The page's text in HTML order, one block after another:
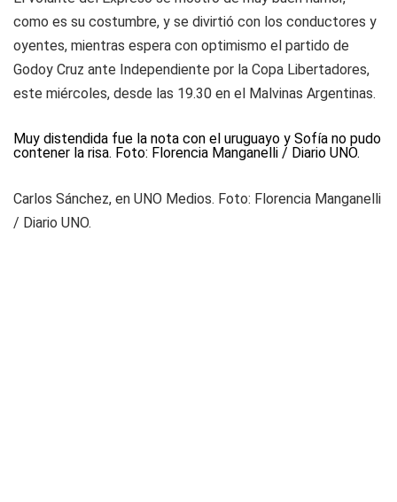
como es su costumbre, y se divirtió con los conductores y
oyentes, mientras espera con optimismo el partido de
Godoy Cruz ante Independiente por la Copa Libertadores,
este miércoles, desde las 19.30 en el Malvinas Argentinas.
Muy distendida fue la nota con el uruguayo y Sofía no pudo
contener la risa. Foto: Florencia Manganelli / Diario UNO.
Carlos Sánchez, en UNO Medios. Foto: Florencia Manganelli
/ Diario UNO.